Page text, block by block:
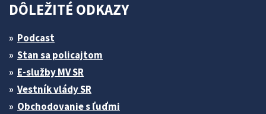
DÔLEŽITÉ ODKAZY
Podcast
Stan sa policajtom
E-služby MV SR
Vestník vlády SR
Obchodovanie s ľuďmi